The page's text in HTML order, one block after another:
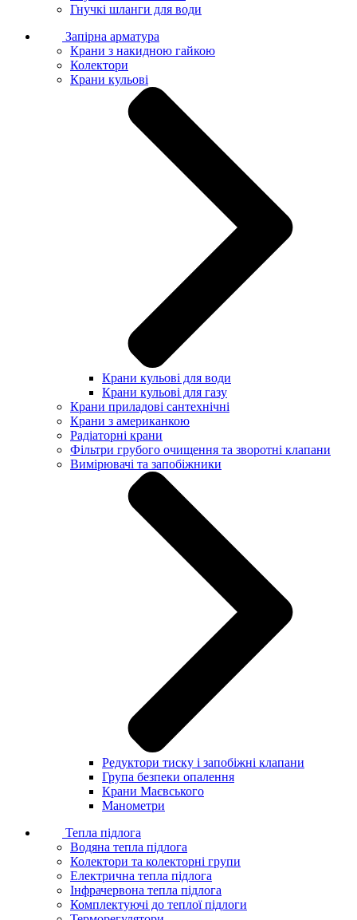
Гнучкі шланги для води
Запірна арматура
Крани з накидною гайкою
Колектори
Крани кульові
Крани кульові для води
Крани кульові для газу
Крани приладові сантехнічні
Крани з американкою
Радіаторні крани
Фільтри грубого очищення та зворотні клапани
Вимірювачі та запобіжники
Редуктори тиску і запобіжні клапани
Група безпеки опалення
Крани Маєвського
Манометри
Тепла підлога
Водяна тепла підлога
Колектори та колекторні групи
Електрична тепла підлога
Інфрачервона тепла підлога
Комплектуючі до теплої підлоги